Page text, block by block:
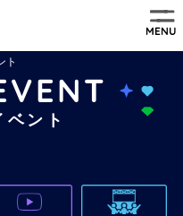
MENU
ト
ント